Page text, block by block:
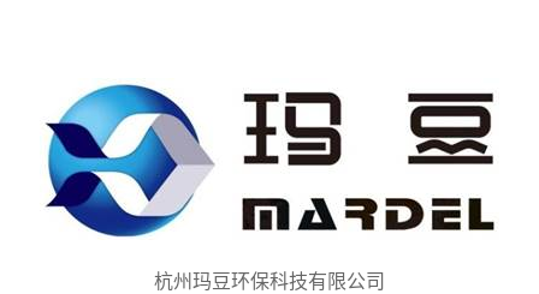
杭州玛豆环保科技有限公司